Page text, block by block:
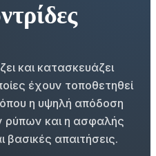
και κατασκευάζει
έχουν τοποθετηθεί
η υψηλή απόδοση
ρύπων και η ασφαλής
βασικές απαιτήσεις.